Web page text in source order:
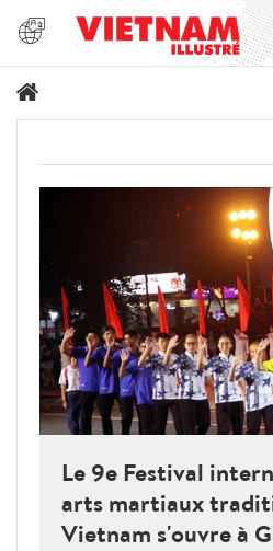
Le 9e Festival
arts martiaux
Vietnam s'ouvre à